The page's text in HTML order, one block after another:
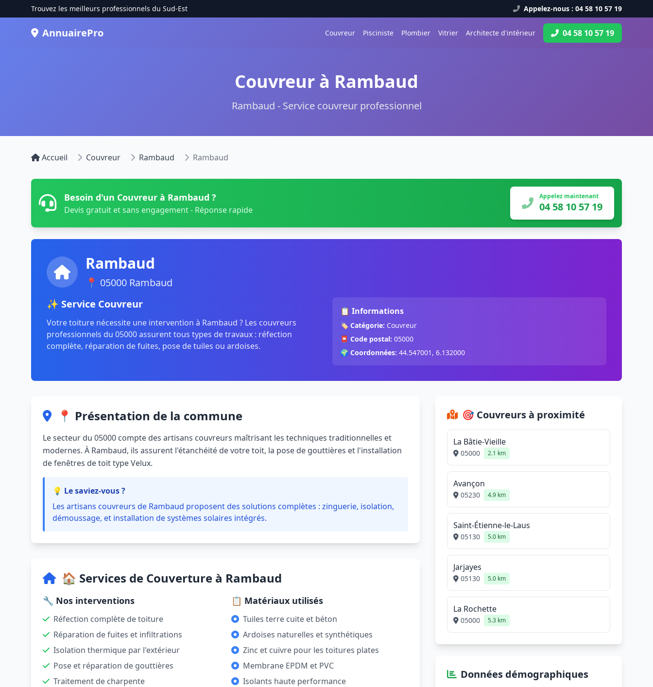
Trouvez les meilleurs professionnels du Sud-Est Appelez-nous : 04 58 10 57 19
AnnuairePro Couvreur Pisciniste Plombier Vitrier Architecte d'intérieur 04 58 10 57 19
Couvreur à Rambaud
Rambaud - Service couvreur professionnel
Accueil Couvreur Rambaud Rambaud
Besoin d'un Couvreur à Rambaud ?
Devis gratuit et sans engagement - Réponse rapide
Appelez maintenant
04 58 10 57 19
Rambaud
📍 05000 Rambaud
✨ Service Couvreur
Votre toiture nécessite une intervention à Rambaud ? Les couvreurs
professionnels du 05000 assurent tous types de travaux : réfection
complète, réparation de fuites, pose de tuiles ou ardoises.
📋 Informations
🏷️ Catégorie: Couvreur
📮 Code postal: 05000
🌍 Coordonnées: 44.547001, 6.132000
📍 Présentation de la commune
Le secteur du 05000 compte des artisans couvreurs maîtrisant les techniques traditionnelles et
modernes. À Rambaud, ils assurent l'étanchéité de votre toit, la pose de gouttières et l'installation
de fenêtres de toit type Velux.
💡 Le saviez-vous ?
Les artisans couvreurs de Rambaud proposent des solutions complètes : zinguerie, isolation,
démoussage, et installation de systèmes solaires intégrés.
🏠 Services de Couverture à Rambaud
🔧 Nos interventions
Réfection complète de toiture
Réparation de fuites et infiltrations
Isolation thermique par l'extérieur
Pose et réparation de gouttières
Traitement de charpente
📋 Matériaux utilisés
Tuiles terre cuite et béton
Ardoises naturelles et synthétiques
Zinc et cuivre pour les toitures plates
Membrane EPDM et PVC
Isolants haute performance
🎯 Couvreurs à proximité
La Bâtie-Vieille
05000 2.1 km
Avançon
05230 4.9 km
Saint-Étienne-le-Laus
05130 5.0 km
Jarjayes
05130 5.0 km
La Rochette
05000 5.3 km
Données démographiques